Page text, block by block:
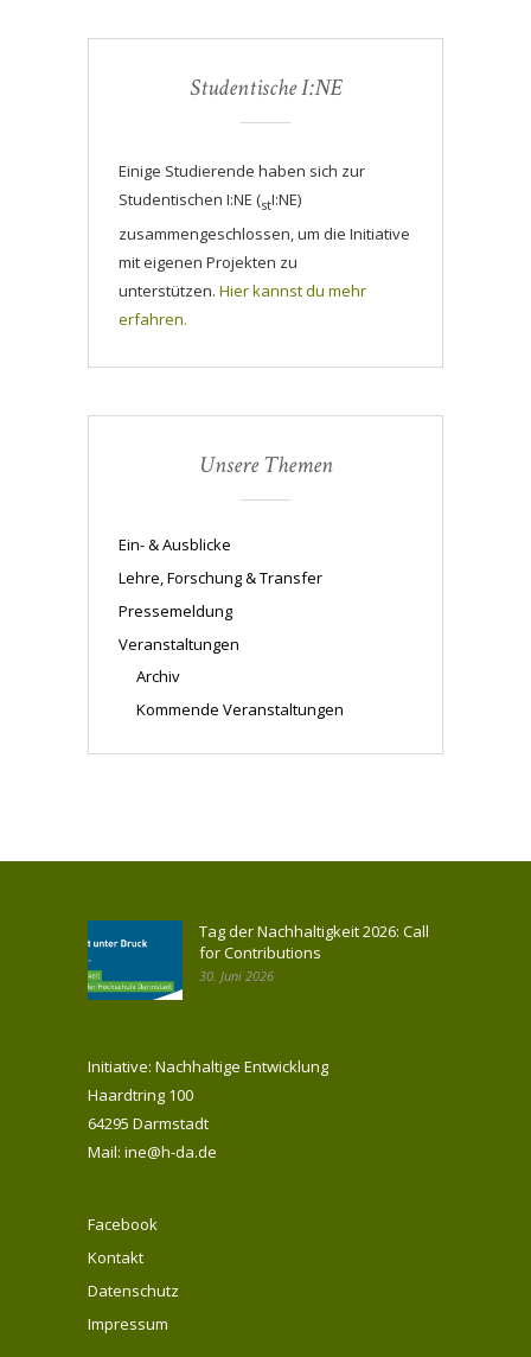
Studentische I:NE
Einige Studierende haben sich zur
Studentischen I:NE (stI:NE)
zusammengeschlossen, um die Initiative
mit eigenen Projekten zu
unterstützen. Hier kannst du mehr
erfahren.
Unsere Themen
Ein- & Ausblicke
Lehre, Forschung & Transfer
Pressemeldung
Veranstaltungen
Archiv
Kommende Veranstaltungen
Tag der Nachhaltigkeit 2026: Call
for Contributions
30. Juni 2026
Initiative: Nachhaltige Entwicklung
Haardtring 100
64295 Darmstadt
Mail: ine@h-da.de
Facebook
Kontakt
Datenschutz
Impressum